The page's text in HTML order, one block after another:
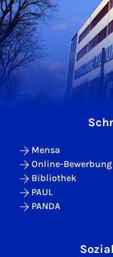
Mensa
Online-Bewerbung
Bibliothek
PAUL
PANDA